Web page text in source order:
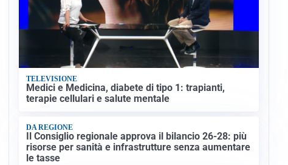
TELEVISIONE
Medici e Medicina, diabete di tipo 1: trapianti,
terapie cellulari e salute mentale
DA REGIONE
Il Consiglio regionale approva il bilancio 26-28: più
risorse per sanità e infrastrutture senza aumentare
le tasse